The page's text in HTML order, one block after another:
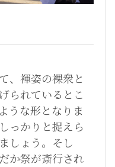
、褌姿の裸衆と
られているとこ
うな形となりま
っかりと捉えら
しょう。そし
か祭が斎行され